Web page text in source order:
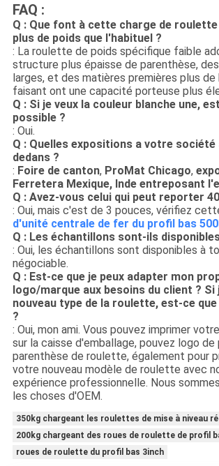
FAQ :
Q : Que font à cette charge de
plus de poids que l'habituel ?
: La roulette de poids spécifique faible
structure plus épaisse de parenthèse,
larges, et des matières premières plus de
faisant ont une capacité porteuse plus
Q : Si je veux la couleur blanche une,
possible ?
: Oui.
Q : Quelles expositions a votre
dedans ?
: Foire de canton, ProMat Chicago,
Ferretera Mexique, Inde entreposant
Q : Avez-vous celui qui peut reporter
: Oui, mais c'est de 3 pouces, vérifiez
d'unité centrale de fer du profil bas
Q : Les échantillons sont-ils
: Oui, les échantillons sont disponibles à
négociable.
Q : Est-ce que je peux adapter mon
logo/marque aux besoins du client ? Si
nouveau type de la roulette, est-ce
?
: Oui, mon ami. Vous pouvez imprimer
sur la caisse d'emballage, pouvez logo de
parenthèse de roulette, également pour
votre nouveau modèle de roulette avec
expérience professionnelle. Nous
les choses d'OEM.
350kg chargeant les roulettes de mise à niveau
200kg chargeant des roues de roulette de profil
roues de roulette du profil bas 3inch